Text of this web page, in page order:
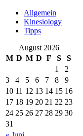
Allgemein
Kinesiology
Tipps
August 2026
M D M D F S S
1
2
3
4 5 6 7 8
9
10 11 12 13 14 15 16
17 18 19 20 21 22 23
24 25 26 27 28 29 30
31